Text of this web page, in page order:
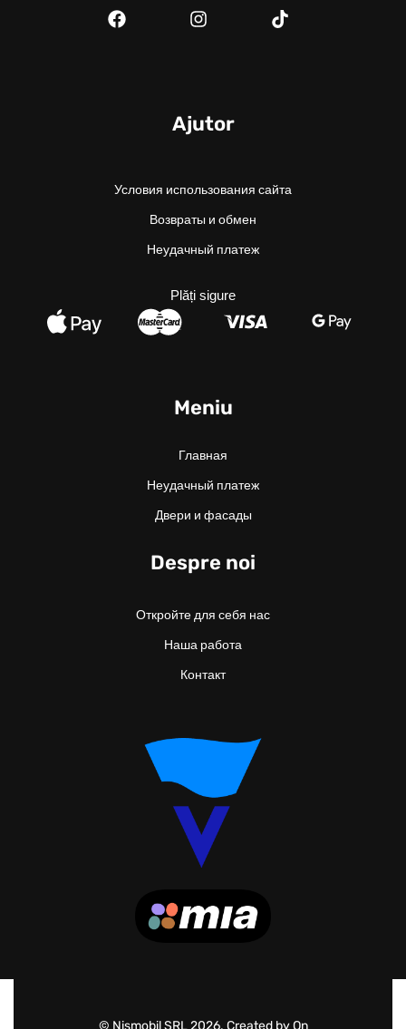
Meniu
Главная
Неудачный платеж
Двери и фасады
Despre noi
Откройте для себя нас
Наша работа
Контакт
Ajutor
Условия использования сайта
Возвраты и обмен
Неудачный платеж
Plăți sigure
© Nismobil SRL 2026. Created by On